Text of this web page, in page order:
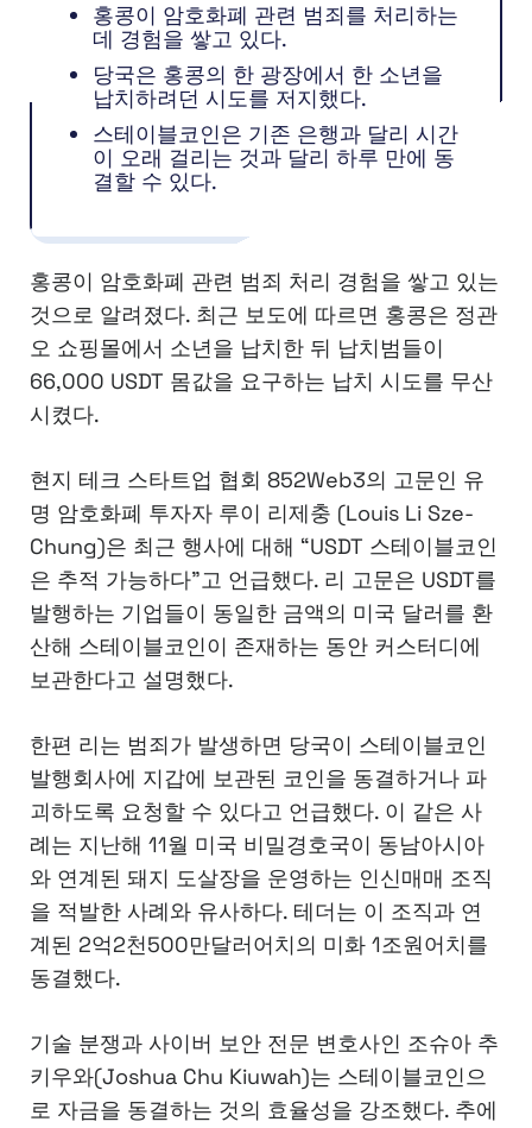
홍콩이 암호화폐 관련 범죄를 처리하는
데 경험을 쌓고 있다.
당국은 홍콩의 한 광장에서 한 소년을
납치하려던 시도를 저지했다.
스테이블코인은 기존 은행과 달리 시간
이 오래 걸리는 것과 달리 하루 만에 동
결할 수 있다.
홍콩이 암호화폐 관련 범죄 처리 경험을 쌓고 있는
것으로 알려졌다. 최근 보도에 따르면 홍콩은 정관
오 쇼핑몰에서 소년을 납치한 뒤 납치범들이
66,000 USDT 몸값을 요구하는 납치 시도를 무산
시켰다.
현지 테크 스타트업 협회 852Web3의 고문인 유
명 암호화폐 투자자 루이 리제충 (Louis Li Sze-
Chung)은 최근 행사에 대해 “USDT 스테이블코인
은 추적 가능하다”고 언급했다. 리 고문은 USDT를
발행하는 기업들이 동일한 금액의 미국 달러를 환
산해 스테이블코인이 존재하는 동안 커스터디에
보관한다고 설명했다.
한편 리는 범죄가 발생하면 당국이 스테이블코인
발행회사에 지갑에 보관된 코인을 동결하거나 파
괴하도록 요청할 수 있다고 언급했다. 이 같은 사
례는 지난해 11월 미국 비밀경호국이 동남아시아
와 연계된 돼지 도살장을 운영하는 인신매매 조직
을 적발한 사례와 유사하다. 테더는 이 조직과 연
계된 2억2천500만달러어치의 미화 1조원어치를
동결했다.
기술 분쟁과 사이버 보안 전문 변호사인 조슈아 추
키우와(Joshua Chu Kiuwah)는 스테이블코인으
로 자금을 동결하는 것의 효율성을 강조했다. 추에